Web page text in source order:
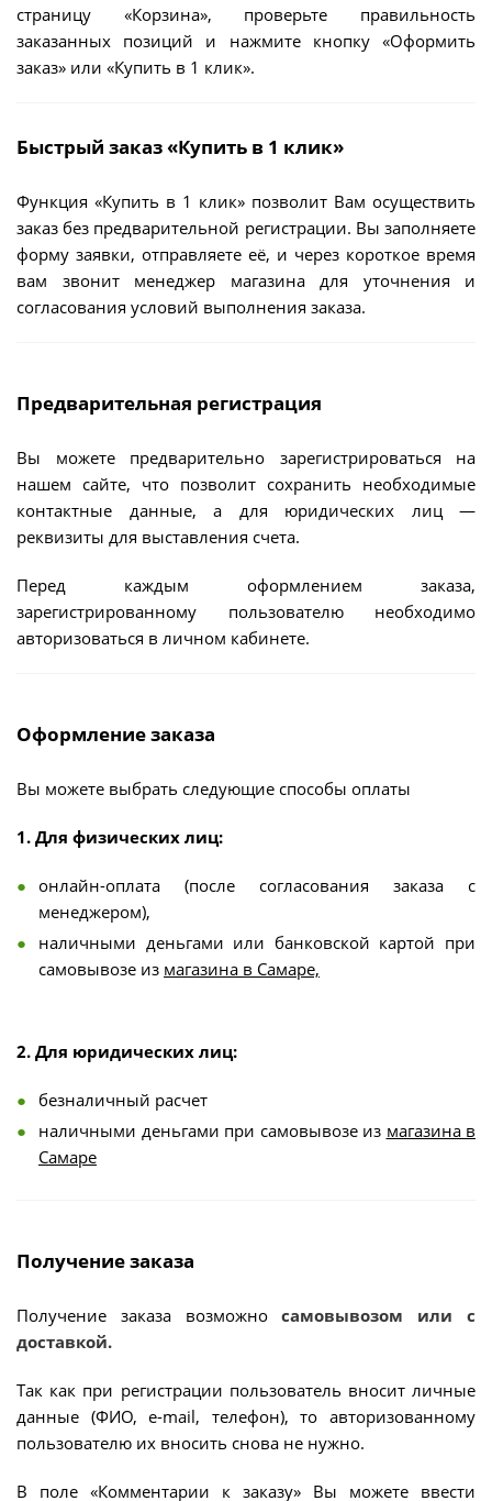
страницу «Корзина», проверьте правильность
заказанных позиций и нажмите кнопку «Оформить
заказ» или «Купить в 1 клик».
Быстрый заказ «Купить в 1 клик»
Функция «Купить в 1 клик» позволит Вам осуществить
заказ без предварительной регистрации. Вы заполняете
форму заявки, отправляете её, и через короткое время
вам звонит менеджер магазина для уточнения и
согласования условий выполнения заказа.
Предварительная регистрация
Вы можете предварительно зарегистрироваться на
нашем сайте, что позволит сохранить необходимые
контактные данные, а для юридических лиц —
реквизиты для выставления счета.
Перед каждым оформлением заказа,
зарегистрированному пользователю необходимо
авторизоваться в личном кабинете.
Оформление заказа
Вы можете выбрать следующие способы оплаты
1. Для физических лиц:
онлайн-оплата (после согласования заказа с
менеджером),
наличными деньгами или банковской картой при
самовывозе из магазина в Самаре,
2. Для юридических лиц:
безналичный расчет
наличными деньгами при самовывозе из магазина в
Самаре
Получение заказа
Получение заказа возможносамовывозом или с
доставкой.
Так как при регистрации пользователь вносит личные
данные (ФИО, e-mail, телефон), то авторизованному
пользователю их вносить снова не нужно.
В поле «Комментарии к заказу» Вы можете ввести